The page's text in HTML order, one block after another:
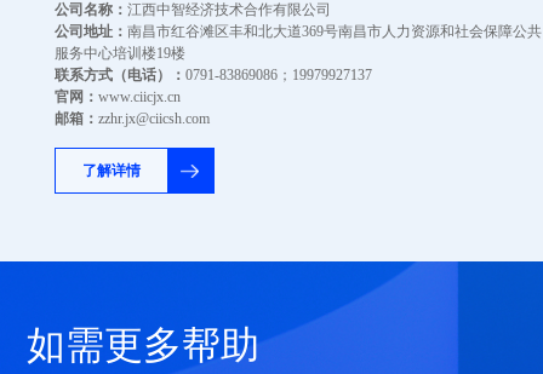
公司名称： 江西中智经济技术合作有限公司
公司地址： 南昌市红谷滩区丰和北大道369号南昌市人力资源和社会保障公共
服务中心培训楼19楼
联系方式（电话）： 0791-83869086；19979927137
官网： www.ciicjx.cn
邮箱： zzhr.jx@ciicsh.com
了解详情
如需更多帮助